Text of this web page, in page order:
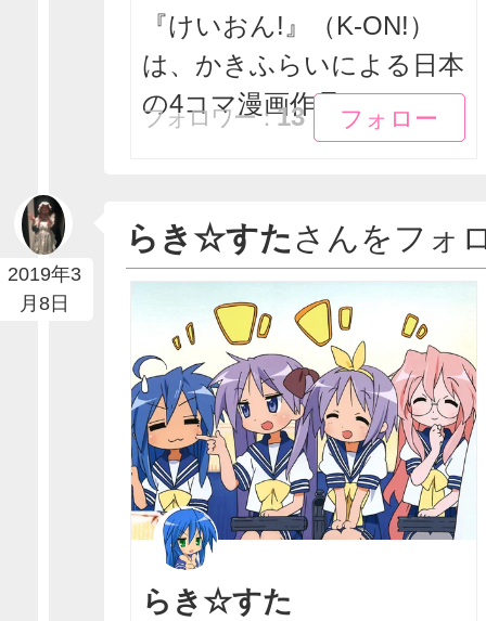
『けいおん!』（K-ON!）
は、かきふらいによる日本
の4コマ漫画作品...フォロー
フォロー
フォロワー：13
2019年3
月8日
らき☆すたさんをフォ
らき☆すた